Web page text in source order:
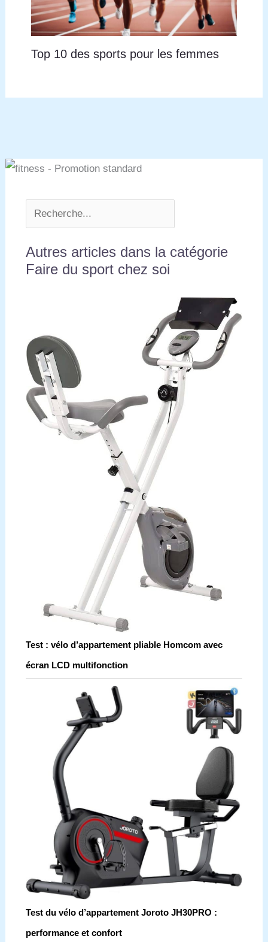
Top 10 des sports pour les femmes
Autres articles dans la catégorie
Faire du sport chez soi
Test : vélo d’appartement pliable Homcom avec
écran LCD multifonction
Test du vélo d’appartement Joroto JH30PRO :
performance et confort